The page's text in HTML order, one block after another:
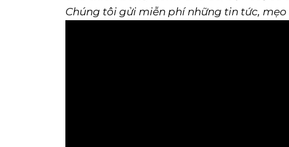
Chúng tôi gửi miễn phí những tin tức,